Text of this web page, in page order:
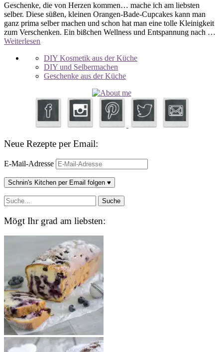
Geschenke, die von Herzen kommen… mache ich am liebsten
selber. Diese süßen, kleinen Orangen-Bade-Cupcakes kann man
ganz prima selber machen und schon hat man eine tolle Kleinigkeit
zum Verschenken. Ein bißchen Wellness und Entspannung nach …
Weiterlesen
DIY Kosmetik aus der Küche
DIY und Selbermachen
Geschenke aus der Küche
Neue Rezepte per Email:
E-Mail-Adresse
Schnin's Kitchen per Email folgen ♥
Mögt Ihr grad am liebsten: